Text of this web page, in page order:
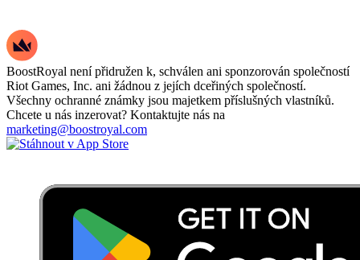
BoostRoyal není přidružen k, schválen ani sponzorován společností
Riot Games, Inc. ani žádnou z jejích dceřiných společností.
Všechny ochranné známky jsou majetkem příslušných vlastníků.
Chcete u nás inzerovat? Kontaktujte nás na
marketing@boostroyal.com